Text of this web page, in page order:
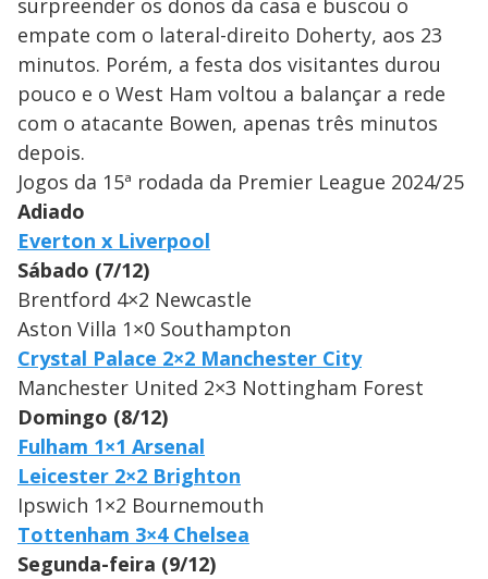
surpreender os donos da casa e buscou o
empate com o lateral-direito Doherty, aos 23
minutos. Porém, a festa dos visitantes durou
pouco e o West Ham voltou a balançar a rede
com o atacante Bowen, apenas três minutos
depois.
Jogos da 15ª rodada da Premier League 2024/25
Adiado
Everton x Liverpool
Sábado (7/12)
Brentford 4×2 Newcastle
Aston Villa 1×0 Southampton
Crystal Palace 2×2 Manchester City
Manchester United 2×3 Nottingham Forest
Domingo (8/12)
Fulham 1×1 Arsenal
Leicester 2×2 Brighton
Ipswich 1×2 Bournemouth
Tottenham 3×4 Chelsea
Segunda-feira (9/12)